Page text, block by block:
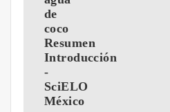
de
coco
Resumen
Introducción
-
SciELO
México